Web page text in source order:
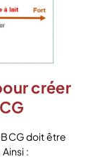
créer
doit être
: